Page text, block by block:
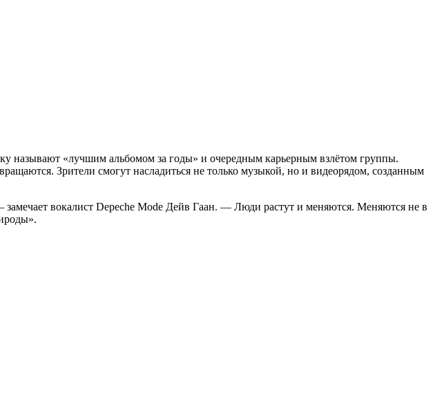
называют «лучшим альбомом за годы» и очередным карьерным взлётом группы.
Зрители смогут насладиться не только музыкой, но и видеорядом, созданным
вокалист Depeche Mode Дейв Гаан. — Люди растут и меняются. Меняются не в